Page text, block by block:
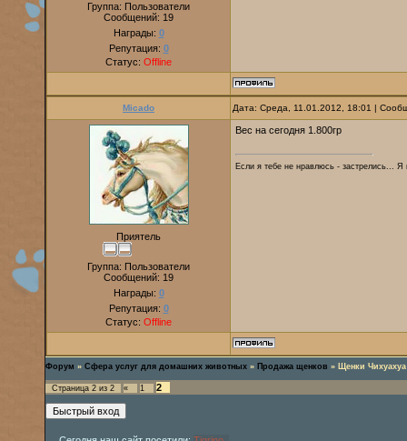
Группа: Пользователи
Сообщений: 19
Награды: 0
Репутация: 0
Статус: Offline
Micado Дата: Среда, 11.01.2012, 18:01 |
Приятель
Группа: Пользователи
Сообщений: 19
Награды: 0
Репутация: 0
Статус: Offline
Вес на сегодня 1.800гр
Если я тебе не нравлюсь - застрелись... Я
Форум » Сфера услуг для домашних животных » Продажа щенков » Щенки
Страница 2 из 2 « 1 2